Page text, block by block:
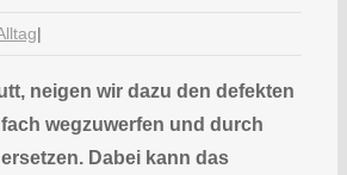
|
neigen wir dazu den defekten
wegzuwerfen und durch
Dabei kann das